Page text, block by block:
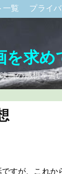
一覧 プライ
を求め
画の感想を書
すが、これか